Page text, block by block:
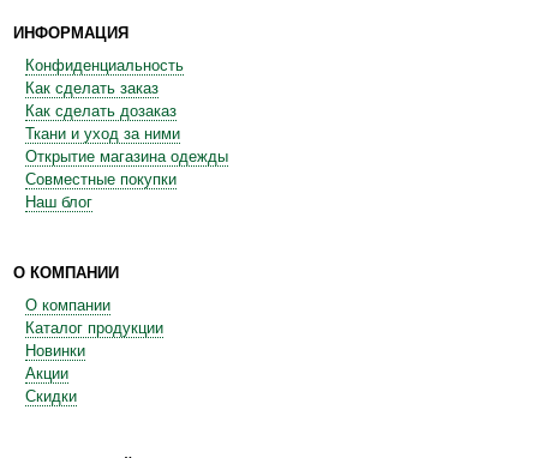
ИНФОРМАЦИЯ
Конфиденциальность
Как сделать заказ
Как сделать дозаказ
Ткани и уход за ними
Открытие магазина одежды
Совместные покупки
Наш блог
О КОМПАНИИ
О компании
Каталог продукции
Новинки
Акции
Скидки